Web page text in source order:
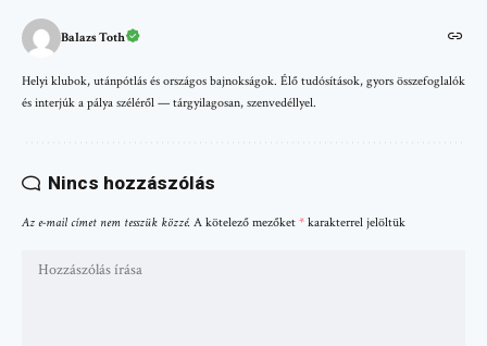
Balazs Toth
Helyi klubok, utánpótlás és országos bajnokságok. Élő tudósítások, gyors összefoglalók
és interjúk a pálya széléről — tárgyilagosan, szenvedéllyel.
Nincs hozzászólás
Az e-mail címet nem tesszük közzé. A kötelező mezőket * karakterrel jelöltük